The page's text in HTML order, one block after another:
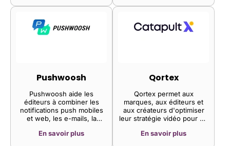
monde entier.
Pushwoosh
Pushwoosh aide les
éditeurs à combiner les
notifications push mobiles
et web, les e-mails, la
applications, les SMS et
En savoir plus
Qortex
Qortex permet aux
marques, aux éditeurs et
aux créateurs d'optimiser
leur stratégie vidéo pour de
matière de publicité, de
En savoir plus